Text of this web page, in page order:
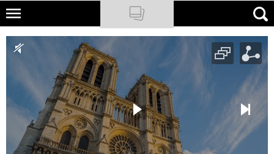
Skip
main
NATIONAL GEOGRAPHIC
PODCASTY
Sklep
Newsletter